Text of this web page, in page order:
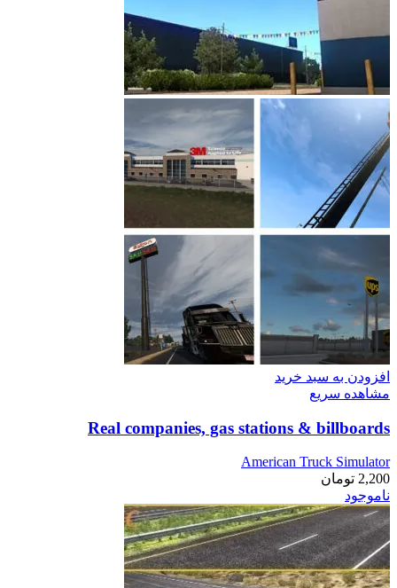
افزودن به سبد خرید
مشاهده سریع
Real companies, gas stations & billboards
American Truck Simulator
2,200 تومان
ناموجود